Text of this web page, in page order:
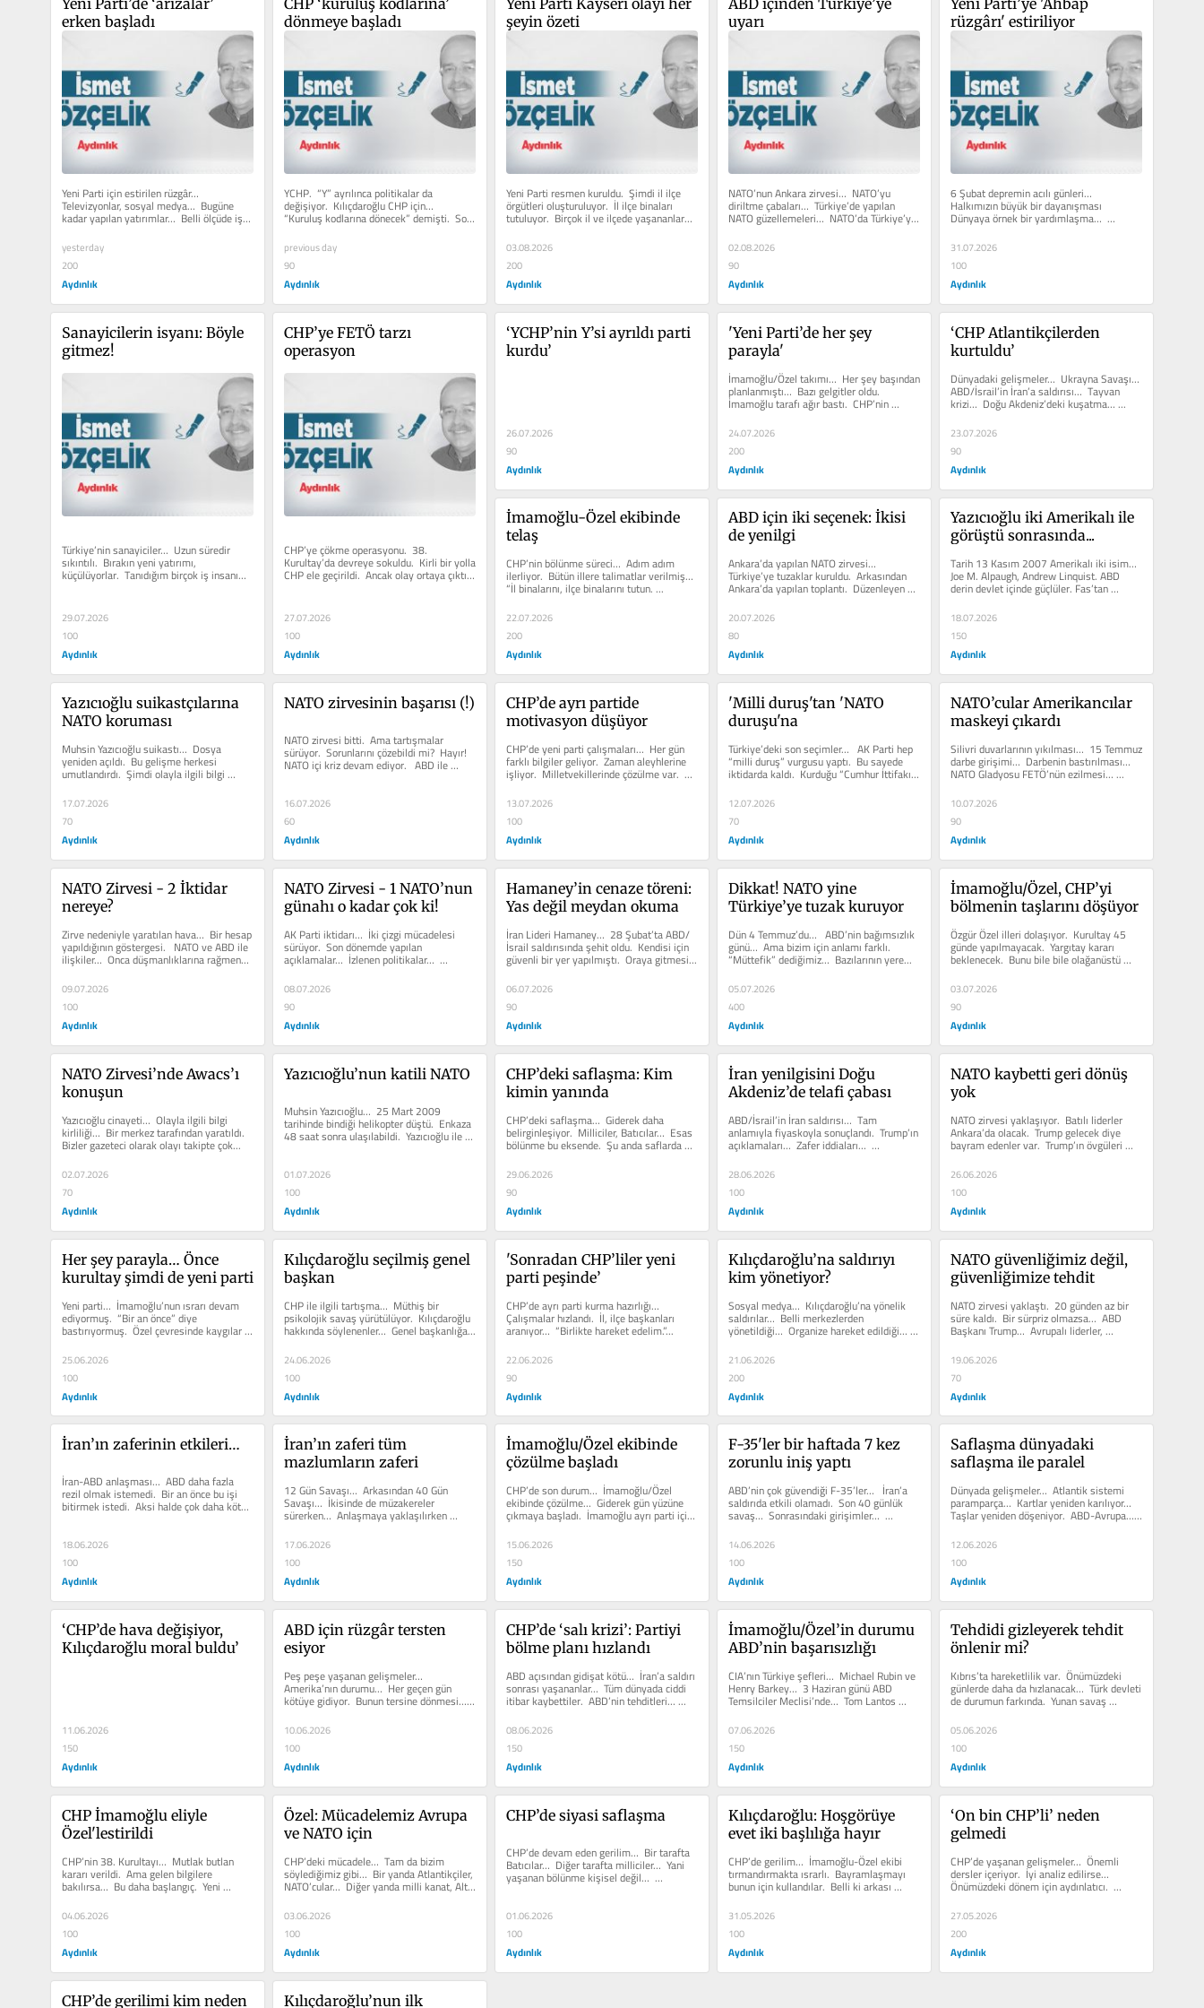
erken başladı
Yeni Parti için estirilen rüzgâr…
Televizyonlar, sosyal medya…  Bugüne
kadar yapılan yatırımlar…  Belli ölçüde işe
yaradı.  Çark...
yesterday
200
Aydınlık
dönmeye başladı
YCHP.  “Y” ayrılınca politikalar da
değişiyor.  Kılıçdaroğlu CHP için…
“Kuruluş kodlarına dönecek” demişti.  Son
dönemde...
previous day
90
Aydınlık
şeyin özeti
Yeni Parti resmen kuruldu.  Şimdi il ilçe
örgütleri oluşturuluyor.  İl ilçe binaları
tutuluyor.  Birçok il ve ilçede yaşananlar…
03.08.2026
200
Aydınlık
uyarı
NATO’nun Ankara zirvesi…  NATO’yu
diriltme çabaları…  Türkiye’de yapılan
NATO güzellemeleri…  NATO’da Türkiye’ye
biçilen rol…...
02.08.2026
90
Aydınlık
rüzgârı' estiriliyor
6 Şubat depremin acılı günleri…
Halkımızın büyük bir dayanışması
Dünyaya örnek bir yardımlaşma…
Birdenbire kamu kurumları...
31.07.2026
100
Aydınlık
Sanayicilerin isyanı: Böyle
gitmez!
Türkiye’nin sanayiciler…  Uzun süredir
sıkıntılı.  Bırakın yeni yatırımı,
küçülüyorlar.  Tanıdığım birçok iş insanı…
29.07.2026
100
Aydınlık
CHP’ye FETÖ tarzı
operasyon
CHP’ye çökme operasyonu.  38.
Kurultay’da devreye sokuldu.  Kirli bir yolla
CHP ele geçirildi.  Ancak olay ortaya çıktı.
İşgal sona erdi....
27.07.2026
100
Aydınlık
‘YCHP’nin Y’si ayrıldı parti
kurdu’
26.07.2026
90
Aydınlık
'Yeni Parti’de her şey
parayla'
İmamoğlu/Özel takımı…  Her şey başından
planlanmıştı…  Bazı gelgitler oldu.
İmamoğlu tarafı ağır bastı.  CHP’nin
bölünme...
24.07.2026
200
Aydınlık
‘CHP Atlantikçilerden
kurtuldu’
Dünyadaki gelişmeler…  Ukrayna Savaşı…
ABD/İsrail’in İran’a saldırısı…  Tayvan
krizi…  Doğu Akdeniz’deki kuşatma… ...
23.07.2026
90
Aydınlık
İmamoğlu-Özel ekibinde
telaş
CHP’nin bölünme süreci…  Adım adım
ilerliyor.  Bütün illere talimatlar verilmiş…
“İl binalarını, ilçe binalarını tutun. ...
22.07.2026
200
Aydınlık
ABD için iki seçenek: İkisi
de yenilgi
Ankara’da yapılan NATO zirvesi…
Türkiye’ye tuzaklar kuruldu.  Arkasından
Ankara’da yapılan toplantı.  Düzenleyen
Dünya Medeniyetleri...
20.07.2026
80
Aydınlık
Yazıcıoğlu iki Amerikalı ile
görüştü sonrasında...
Tarih 13 Kasım 2007 Amerikalı iki isim…
Joe M. Alpaugh, Andrew Linquist. ABD
derin devlet içinde güçlüler. Fas’tan
Türkiye’ye geliyorlar....
18.07.2026
150
Aydınlık
Yazıcıoğlu suikastçılarına
NATO koruması
Muhsin Yazıcıoğlu suikastı…  Dosya
yeniden açıldı.  Bu gelişme herkesi
umutlandırdı.  Şimdi olayla ilgili bilgi
yağıyor.  Sanırım her...
17.07.2026
70
Aydınlık
NATO zirvesinin başarısı (!)
NATO zirvesi bitti.  Ama tartışmalar
sürüyor.  Sorunlarını çözebildi mi?  Hayır!
NATO içi kriz devam ediyor.   ABD ile
Avrupalı üyeler…...
16.07.2026
60
Aydınlık
CHP’de ayrı partide
motivasyon düşüyor
CHP’de yeni parti çalışmaları…  Her gün
farklı bilgiler geliyor.  Zaman aleyhlerine
işliyor.  Milletvekillerinde çözülme var.
Belediye...
13.07.2026
100
Aydınlık
'Milli duruş'tan 'NATO
duruşu'na
Türkiye’deki son seçimler…   AK Parti hep
“milli duruş” vurgusu yaptı.  Bu sayede
iktidarda kaldı.  Kurduğu “Cumhur İttifakı”.
12.07.2026
70
Aydınlık
NATO’cular Amerikancılar
maskeyi çıkardı
Silivri duvarlarının yıkılması…  15 Temmuz
darbe girişimi…  Darbenin bastırılması…
NATO Gladyosu FETÖ’nün ezilmesi… ...
10.07.2026
90
Aydınlık
NATO Zirvesi - 2 İktidar
nereye?
Zirve nedeniyle yaratılan hava…  Bir hesap
yapıldığının göstergesi.   NATO ve ABD ile
ilişkiler…  Onca düşmanlıklarına rağmen…
Son...
09.07.2026
100
Aydınlık
NATO Zirvesi - 1 NATO’nun
günahı o kadar çok ki!
AK Parti iktidarı…  İki çizgi mücadelesi
sürüyor.  Son dönemde yapılan
açıklamalar…  İzlenen politikalar…
Amerikancılar öne...
08.07.2026
90
Aydınlık
Hamaney’in cenaze töreni:
Yas değil meydan okuma
İran Lideri Hamaney…  28 Şubat’ta ABD/
İsrail saldırısında şehit oldu.  Kendisi için
güvenli bir yer yapılmıştı.  Oraya gitmesi...
06.07.2026
90
Aydınlık
Dikkat! NATO yine
Türkiye’ye tuzak kuruyor
Dün 4 Temmuz’du…   ABD’nin bağımsızlık
günü…  Ama bizim için anlamı farklı.
“Müttefik” dediğimiz…  Bazılarının yere...
05.07.2026
400
Aydınlık
İmamoğlu/Özel, CHP’yi
bölmenin taşlarını döşüyor
Özgür Özel illeri dolaşıyor.  Kurultay 45
günde yapılmayacak.  Yargıtay kararı
beklenecek.  Bunu bile bile olağanüstü
03.07.2026
90
Aydınlık
NATO Zirvesi’nde Awacs’ı
konuşun
Yazıcıoğlu cinayeti…  Olayla ilgili bilgi
kirliliği…  Bir merkez tarafından yaratıldı.
Bizler gazeteci olarak olayı takipte çok...
02.07.2026
70
Aydınlık
Yazıcıoğlu’nun katili NATO
Muhsin Yazıcıoğlu…  25 Mart 2009
tarihinde bindiği helikopter düştü.  Enkaza
48 saat sonra ulaşılabildi.  Yazıcıoğlu ile
01.07.2026
100
Aydınlık
CHP’deki saflaşma: Kim
kimin yanında
CHP’deki saflaşma…  Giderek daha
belirginleşiyor.  Milliciler, Batıcılar…  Esas
bölünme bu eksende.  Şu anda saflarda
29.06.2026
90
Aydınlık
İran yenilgisini Doğu
Akdeniz’de telafi çabası
ABD/İsrail’in İran saldırısı…  Tam
anlamıyla fiyaskoyla sonuçlandı.  Trump’ın
açıklamaları…  Zafer iddiaları…
“İstediğimi...
28.06.2026
100
Aydınlık
NATO kaybetti geri dönüş
yok
NATO zirvesi yaklaşıyor.  Batılı liderler
Ankara’da olacak.  Trump gelecek diye
bayram edenler var.  Trump’ın övgüleri
karşısında… ...
26.06.2026
100
Aydınlık
Her şey parayla… Önce
kurultay şimdi de yeni parti
Yeni parti…  İmamoğlu’nun ısrarı devam
ediyormuş.  “Bir an önce” diye
bastırıyormuş.  Özel çevresinde kaygılar
sürse de…  Sona...
25.06.2026
100
Aydınlık
Kılıçdaroğlu seçilmiş genel
başkan
CHP ile ilgili tartışma…  Müthiş bir
psikolojik savaş yürütülüyor.  Kılıçdaroğlu
hakkında söylenenler…  Genel başkanlığa...
24.06.2026
100
Aydınlık
'Sonradan CHP’liler yeni
parti peşinde’
CHP’de ayrı parti kurma hazırlığı…
Çalışmalar hızlandı.  İl, ilçe başkanları
aranıyor…  “Birlikte hareket edelim.”...
22.06.2026
90
Aydınlık
Kılıçdaroğlu’na saldırıyı
kim yönetiyor?
Sosyal medya…  Kılıçdaroğlu’na yönelik
saldırılar…  Belli merkezlerden
yönetildiği…  Organize hareket edildiği…
Çok...
21.06.2026
200
Aydınlık
NATO güvenliğimiz değil,
güvenliğimize tehdit
NATO zirvesi yaklaştı.  20 günden az bir
süre kaldı.  Bir sürpriz olmazsa…  ABD
Başkanı Trump…  Avrupalı liderler,
Ankara’ya gelecek. ...
19.06.2026
70
Aydınlık
İran’ın zaferinin etkileri…
İran-ABD anlaşması…  ABD daha fazla
rezil olmak istemedi.  Bir an önce bu işi
bitirmek istedi.  Aksi halde çok daha kötü
18.06.2026
100
Aydınlık
İran’ın zaferi tüm
mazlumların zaferi
12 Gün Savaşı…  Arkasından 40 Gün
Savaşı…  İkisinde de müzakereler
sürerken…  Anlaşmaya yaklaşılırken
saldırdılar.  Müzakereyi...
17.06.2026
100
Aydınlık
İmamoğlu/Özel ekibinde
çözülme başladı
CHP’de son durum…  İmamoğlu/Özel
ekibinde çözülme…  Giderek gün yüzüne
çıkmaya başladı.  İmamoğlu ayrı parti için
aceleci. ...
15.06.2026
150
Aydınlık
F-35'ler bir haftada 7 kez
zorunlu iniş yaptı
ABD’nin çok güvendiği F-35’ler…   İran’a
saldırıda etkili olamadı.  Son 40 günlük
savaş…  Sonrasındaki girişimler…
Hepsinde...
14.06.2026
100
Aydınlık
Saflaşma dünyadaki
saflaşma ile paralel
Dünyada gelişmeler…  Atlantik sistemi
paramparça…  Kartlar yeniden karılıyor…
Taşlar yeniden döşeniyor.  ABD-Avrupa…
Eskiden...
12.06.2026
100
Aydınlık
‘CHP’de hava değişiyor,
Kılıçdaroğlu moral buldu’
11.06.2026
150
Aydınlık
ABD için rüzgâr tersten
esiyor
Peş peşe yaşanan gelişmeler…
Amerika’nın durumu…  Her geçen gün
kötüye gidiyor.  Bunun tersine dönmesi…
Mümkün değil.   ABD...
10.06.2026
100
Aydınlık
CHP’de ‘salı krizi’: Partiyi
bölme planı hızlandı
ABD açısından gidişat kötü…  İran’a saldırı
sonrası yaşananlar…  Tüm dünyada ciddi
itibar kaybettiler.  ABD’nin tehditleri… ...
08.06.2026
150
Aydınlık
İmamoğlu/Özel’in durumu
ABD’nin başarısızlığı
CIA’nın Türkiye şefleri…  Michael Rubin ve
Henry Barkey…  3 Haziran günü ABD
Temsilciler Meclisi’nde…  Tom Lantos
07.06.2026
150
Aydınlık
Tehdidi gizleyerek tehdit
önlenir mi?
Kıbrıs’ta hareketlilik var.  Önümüzdeki
günlerde daha da hızlanacak…  Türk devleti
de durumun farkında.  Yunan savaş
05.06.2026
100
Aydınlık
CHP İmamoğlu eliyle
Özel'lestirildi
CHP’nin 38. Kurultayı…  Mutlak butlan
kararı verildi.  Ama gelen bilgilere
bakılırsa…  Bu daha başlangıç.  Yeni
gelişmeler yaşanacağı...
04.06.2026
100
Aydınlık
Özel: Mücadelemiz Avrupa
ve NATO için
CHP’deki mücadele…  Tam da bizim
söylediğimiz gibi…  Bir yanda Atlantikçiler,
NATO’cular…  Diğer yanda milli kanat, Altı
03.06.2026
100
Aydınlık
CHP’de siyasi saflaşma
CHP’de devam eden gerilim…  Bir tarafta
Batıcılar…  Diğer tarafta milliciler…  Yani
yaşanan bölünme kişisel değil…
Tamamen siyasi. ...
01.06.2026
100
Aydınlık
Kılıçdaroğlu: Hoşgörüye
evet iki başlılığa hayır
CHP’de gerilim…  İmamoğlu-Özel ekibi
tırmandırmakta ısrarlı.  Bayramlaşmayı
bunun için kullandılar.  Belli ki arkası
gelecek.  Peki...
31.05.2026
100
Aydınlık
‘On bin CHP’li’ neden
gelmedi
CHP’de yaşanan gelişmeler…  Önemli
dersler içeriyor.  İyi analiz edilirse…
Önümüzdeki dönem için aydınlatıcı.
27.05.2026
200
Aydınlık
CHP’de gerilimi kim neden Kılıçdaroğlu’nun ilk